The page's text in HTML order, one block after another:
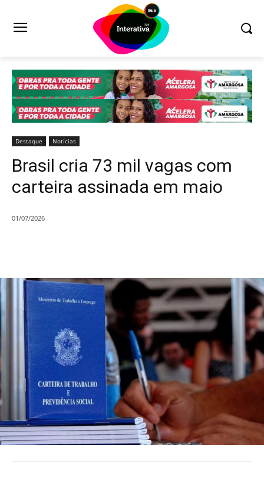
Destaque Notícias
Brasil cria 73 mil vagas com
carteira assinada em maio
01/07/2026